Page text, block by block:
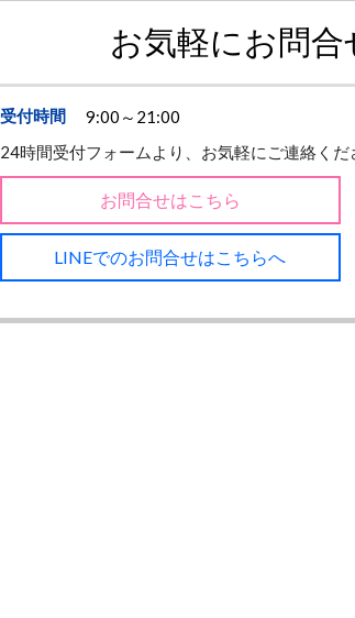
お気軽にお問
受付時間
9:00～21:00
24時間受付フォームより、お気軽にご連絡くだ
お問合せはこちら
LINEでのお問合せはこちらへ